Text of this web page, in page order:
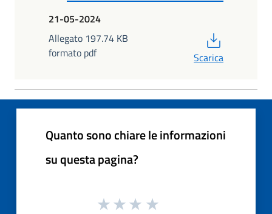
21-05-2024
Allegato 197.74 KB
formato pdf
Scarica
Quanto sono chiare le informazioni
su questa pagina?